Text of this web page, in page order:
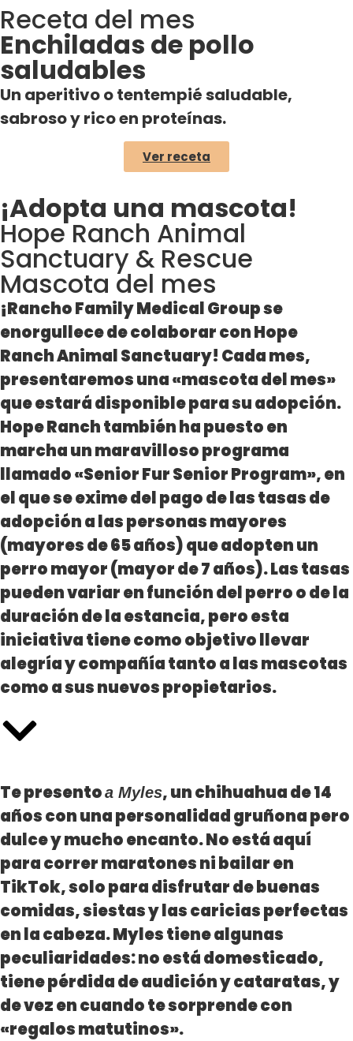
Receta del mes
Enchiladas de pollo
saludables
Un aperitivo o tentempié saludable,
sabroso y rico en proteínas.
Ver receta
¡Adopta una mascota!
Hope Ranch Animal
Sanctuary & Rescue
Mascota del mes
¡Rancho Family Medical Group se
enorgullece de colaborar con Hope
Ranch Animal Sanctuary! Cada mes,
presentaremos una «mascota del mes»
que estará disponible para su adopción.
Hope Ranch también ha puesto en
marcha un maravilloso programa
llamado «Senior Fur Senior Program», en
el que se exime del pago de las tasas de
adopción a las personas mayores
(mayores de 65 años) que adopten un
perro mayor (mayor de 7 años). Las tasas
pueden variar en función del perro o de la
duración de la estancia, pero esta
iniciativa tiene como objetivo llevar
alegría y compañía tanto a las mascotas
como a sus nuevos propietarios.
Te presentoa Myles, un chihuahua de 14
años con una personalidad gruñona pero
dulce y mucho encanto. No está aquí
para correr maratones ni bailar en
TikTok, solo para disfrutar de buenas
comidas, siestas y las caricias perfectas
en la cabeza. Myles tiene algunas
peculiaridades: no está domesticado,
tiene pérdida de audición y cataratas, y
de vez en cuando te sorprende con
«regalos matutinos».